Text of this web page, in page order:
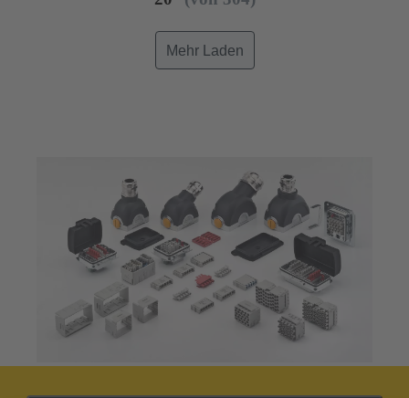
Mehr Laden